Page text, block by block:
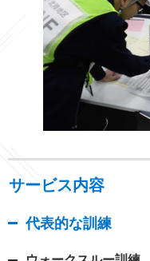
サービス内容
代表的な訓練